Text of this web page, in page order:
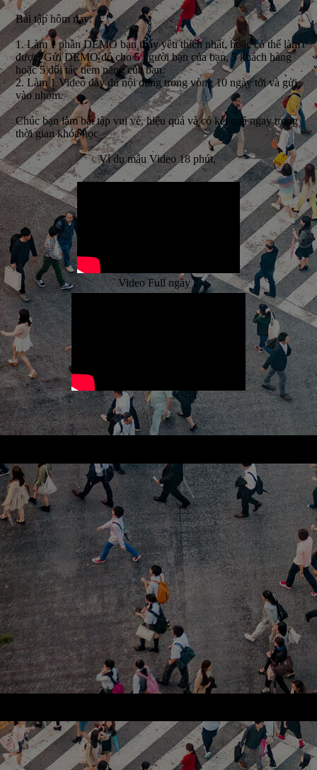
Bài tập hôm nay:
1. Làm 1 phần DEMO bạn thấy yêu thích nhất, hoặc có thể làm
được. Gửi DEMO đó cho 5 người bạn của bạn, 5 khách hàng
hoặc 5 đối tác tiềm năng của bạn.
2. Làm 1 Video đầy đủ nội dung trong vòng 10 ngày tới và gửi
vào nhóm.
Chúc bạn làm bài tập vui vẻ, hiệu quả và có kết quả ngay trong
thời gian khóa học
Ví dụ mẫu Video 18 phút.
Video Full ngày 2